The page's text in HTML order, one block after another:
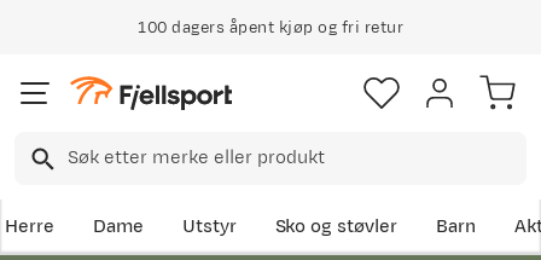
100 dagers åpent kjøp og fri retur
Herre Dame Utstyr Sko og støvler Barn